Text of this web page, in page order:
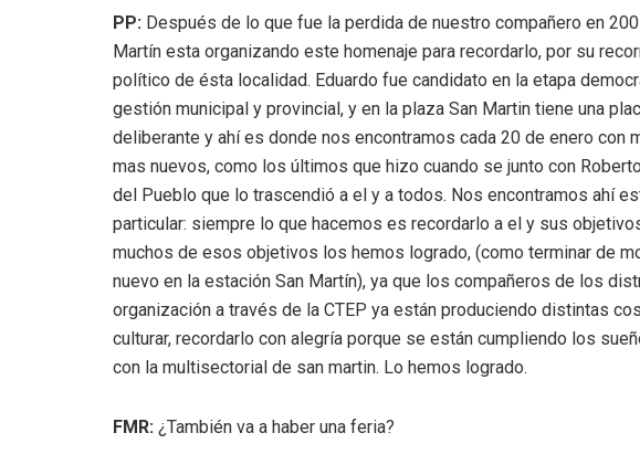
PP: Después de lo que fue la perdida de nuestro compañero en
Martín esta organizando este homenaje para recordarlo, por su
político de ésta localidad. Eduardo fue candidato en la etapa
gestión municipal y provincial, y en la plaza San Martin tiene una
deliberante y ahí es donde nos encontramos cada 20 de enero con
mas nuevos, como los últimos que hizo cuando se junto con
del Pueblo que lo trascendió a el y a todos. Nos encontramos ahí
particular: siempre lo que hacemos es recordarlo a el y sus
muchos de esos objetivos los hemos logrado, (como terminar de
nuevo en la estación San Martín), ya que los compañeros de los
organización a través de la CTEP ya están produciendo distintas
culturar, recordarlo con alegría porque se están cumpliendo los
con la multisectorial de san martin. Lo hemos logrado.
FMR: ¿También va a haber una feria?